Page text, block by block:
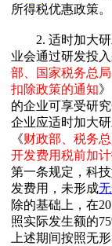
所得税优惠政策。
2. 适时加大研
业会通过研发投
部、国家税务总
扣除政策的通知
的企业可享受研
企业应适时加大
《财政部、税务
开发费用税前加
第一条规定，科
发费用，未形成
除的基础上，在
照实际发生额的
上述期间按照无